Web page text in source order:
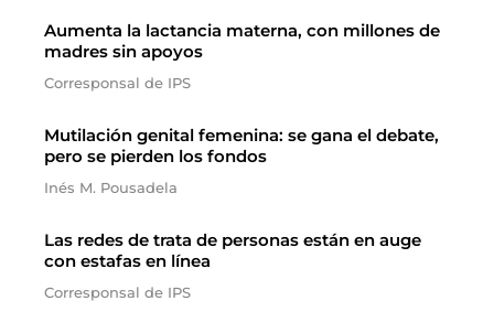
Aumenta la lactancia materna, con millones de
madres sin apoyos
Corresponsal de IPS
Mutilación genital femenina: se gana el debate,
pero se pierden los fondos
Inés M. Pousadela
Las redes de trata de personas están en auge
con estafas en línea
Corresponsal de IPS